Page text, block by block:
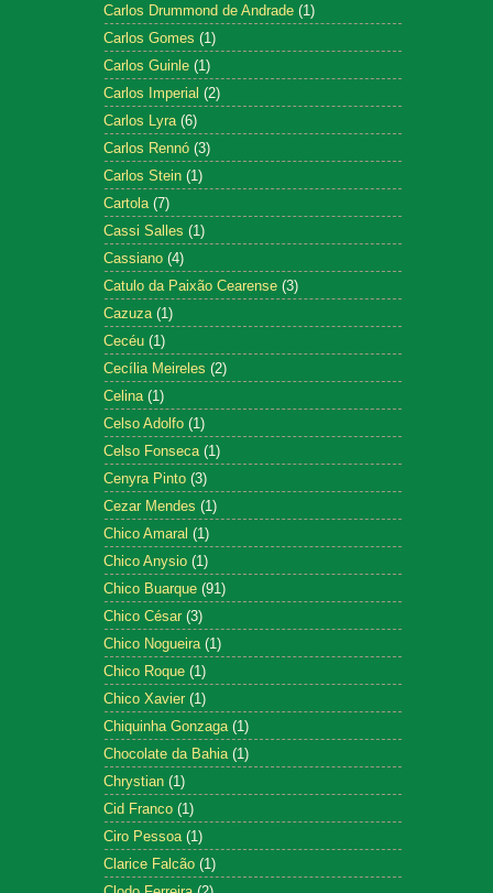
Carlos Drummond de Andrade (1)
Carlos Gomes (1)
Carlos Guinle (1)
Carlos Imperial (2)
Carlos Lyra (6)
Carlos Rennó (3)
Carlos Stein (1)
Cartola (7)
Cassi Salles (1)
Cassiano (4)
Catulo da Paixão Cearense (3)
Cazuza (1)
Cecéu (1)
Cecília Meireles (2)
Celina (1)
Celso Adolfo (1)
Celso Fonseca (1)
Cenyra Pinto (3)
Cezar Mendes (1)
Chico Amaral (1)
Chico Anysio (1)
Chico Buarque (91)
Chico César (3)
Chico Nogueira (1)
Chico Roque (1)
Chico Xavier (1)
Chiquinha Gonzaga (1)
Chocolate da Bahia (1)
Chrystian (1)
Cid Franco (1)
Ciro Pessoa (1)
Clarice Falcão (1)